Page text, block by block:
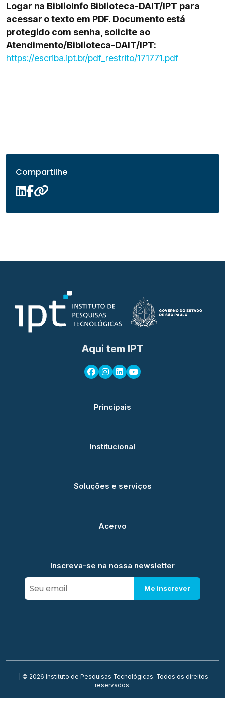
Logar na BiblioInfo Biblioteca-DAIT/IPT para
acessar o texto em PDF. Documento está
protegido com senha, solicite ao
Atendimento/Biblioteca-DAIT/IPT:
https://escriba.ipt.br/pdf_restrito/171771.pdf
Compartilhe
Aqui tem IPT
Principais
Institucional
Soluções e serviços
Acervo
Inscreva-se na nossa newsletter
Me inscrever
| © 2026 Instituto de Pesquisas Tecnológicas. Todos os direitos
reservados.